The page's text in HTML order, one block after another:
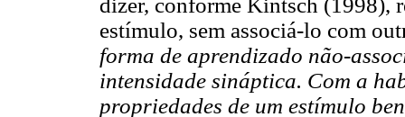
dizer, conforme Kintsch (1998),
estímulo, sem associá-lo com
forma de aprendizado não-
intensidade sináptica. Com a
propriedades de um estímulo